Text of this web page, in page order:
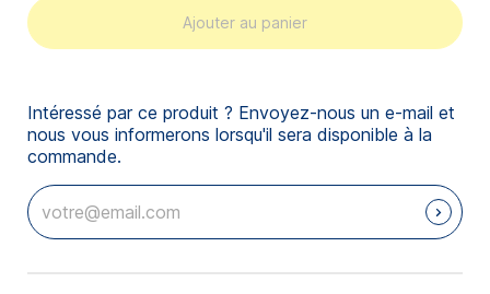
Ajouter au panier
Intéressé par ce produit ? Envoyez-nous un e-mail et
nous vous informerons lorsqu'il sera disponible à la
commande.